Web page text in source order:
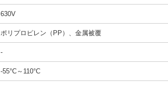
630V
ポリプロピレン（PP）、金属被覆
-
-55°C～110°C